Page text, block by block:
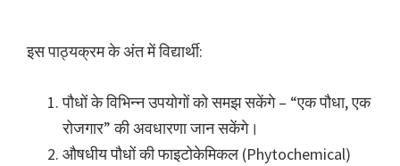
इस पाठ्यक्रम के अंत में विद्यार्थी:
पौधों के विभिन्न उपयोगों को समझ सकेंगे – “एक पौधा, एक
रोजगार” की अवधारणा जान सकेंगे।
औषधीय पौधों की फाइटोकेमिकल (Phytochemical)